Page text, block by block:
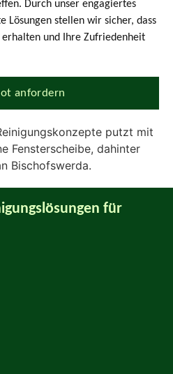
Durch unser engagiertes
Lösungen stellen wir sicher, dass
erhalten und Ihre Zufriedenheit
anfordern
für